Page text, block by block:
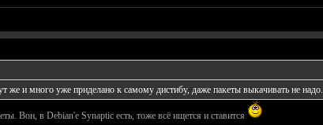
же и много уже приделано к самому дистибу, даже пакеты выкачивать не надо.
Вон, в Debian'e Synaptic есть, тоже всё ищется и ставится